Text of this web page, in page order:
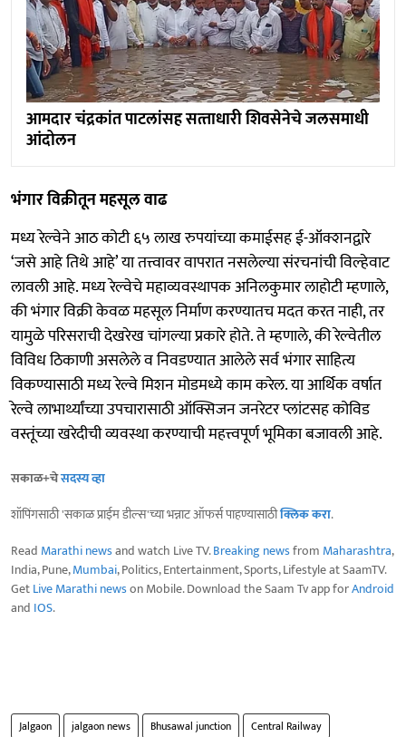
आमदार चंद्रकांत पाटलांसह सत्‍ताधारी शिवसेनेचे जलसमाधी
आंदोलन
भंगार विक्रीतून महसूल वाढ
मध्य रेल्वेने आठ कोटी ६५ लाख रुपयांच्या कमाईसह ई-ऑक्शनद्वारे
‘जसे आहे तिथे आहे’ या तत्त्वावर वापरात नसलेल्या संरचनांची विल्हेवाट
लावली आहे. मध्य रेल्वेचे महाव्यवस्थापक अनिलकुमार लाहोटी म्हणाले,
की भंगार विक्री केवळ महसूल निर्माण करण्यातच मदत करत नाही, तर
यामुळे परिसराची देखरेख चांगल्या प्रकारे होते. ते म्हणाले, की रेल्वेतील
विविध ठिकाणी असलेले व निवडण्यात आलेले सर्व भंगार साहित्य
विकण्यासाठी मध्य रेल्वे मिशन मोडमध्ये काम करेल. या आर्थिक वर्षात
रेल्वे लाभार्थ्यांच्या उपचारासाठी ऑक्सिजन जनरेटर प्लांटसह कोविड
वस्तूंच्या खरेदीची व्यवस्था करण्याची महत्त्वपूर्ण भूमिका बजावली आहे.
सकाळ+चेसदस्य व्हा
शॉपिंगसाठी 'सकाळ प्राईम डील्स'च्या भन्नाट ऑफर्स पाहण्यासाठीक्लिक करा.
Read Marathi newsand watch Live TV.Breaking newsfrom Maharashtra,
India, Pune,Mumbai, Politics, Entertainment, Sports, Lifestyle at SaamTV.
GetLive Marathi newson Mobile. Download the Saam Tv app forAndroid
and IOS.
Jalgaon jalgaon news Bhusawal junction
Central Railway